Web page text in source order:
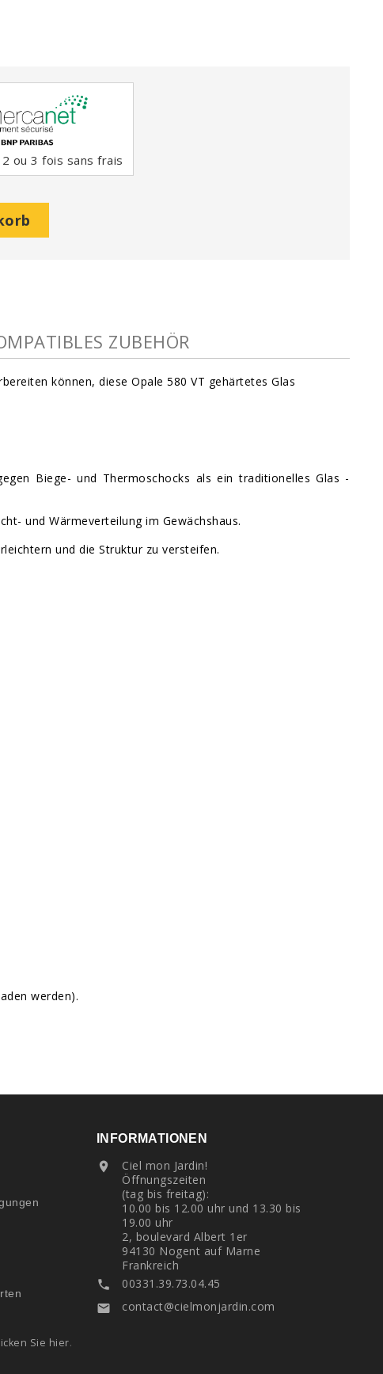
ou 3 fois sans frais
ZUBEHÖR
können, diese Opale 580 VT gehärtetes Glas
Biege- und Thermoschocks als ein traditionelles Glas -
und Wärmeverteilung im Gewächshaus.
und die Struktur zu versteifen.
werden).
INFORMATIONEN

Ciel mon Jardin!
Öffnungszeiten
(tag bis freitag):
10.00 bis 12.00 uhr und 13.30 bis
19.00 uhr
2, boulevard Albert 1er
94130 Nogent auf Marne
Frankreich
 00331.39.73.04.45
 contact@cielmonjardin.com
Sie hier.